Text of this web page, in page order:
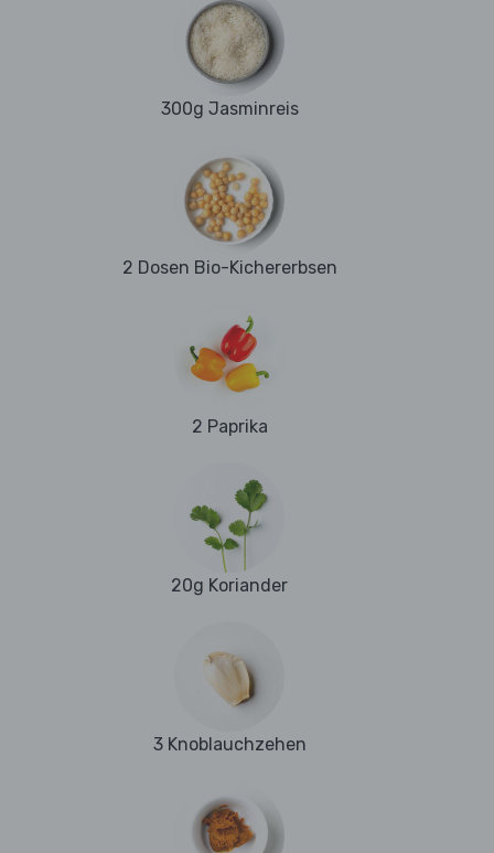
300g Jasminreis
2 Dosen Bio-Kichererbsen
2 Paprika
20g Koriander
3 Knoblauchzehen